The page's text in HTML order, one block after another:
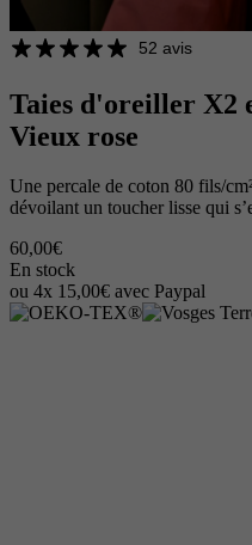
52 avis
Taies d'oreiller X2
Vieux rose
Une percale de coton 80 fils/
dévoilant un toucher lisse qui
60,00€
En stock
ou 4x 15,00€ avec Paypal